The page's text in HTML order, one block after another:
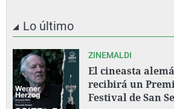
Lo último
ZINEMALDI
El cineasta
recibirá un
Festival de San